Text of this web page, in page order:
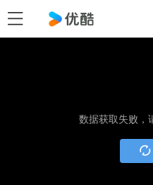
数据获取失败，